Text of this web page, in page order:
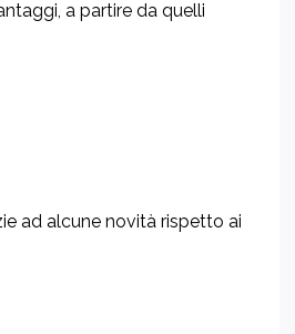
a partire da quelli
ad alcune novità rispetto ai